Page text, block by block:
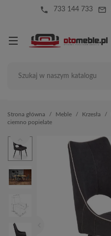
local_phone 733 144 733 mail_outline
Strona główna Meble Krzesła
ciemno popielate